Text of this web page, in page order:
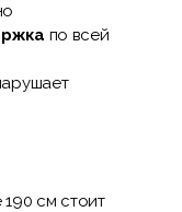
по всей
см стоит